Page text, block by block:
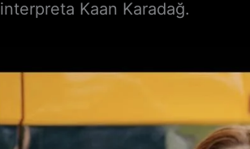
interpreta Kaan Karadağ.